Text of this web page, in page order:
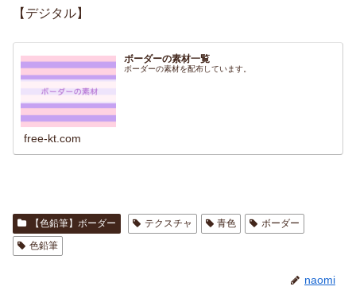
【デジタル】
ボーダーの素材一覧
ボーダーの素材を配布しています。
free-kt.com
【色鉛筆】ボーダー テクスチャ 青色
ボーダー
色鉛筆
naomi